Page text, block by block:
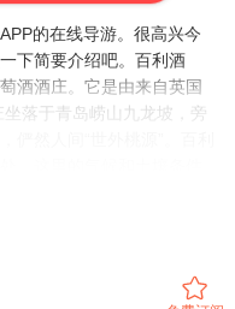
的在线导游。很高兴今
下简要介绍吧。百利酒
酒酒庄。它是由来自英国
落于青岛崂山九龙坡，旁
俨然人间“世外桃源”。百利
种的极致选地。 华东?百利
特而丰富的葡萄酒文化，
前总理霍克、法国巴黎百